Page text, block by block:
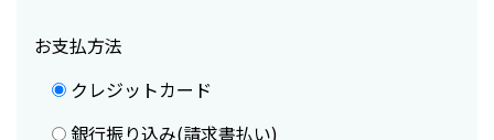
お支払方法
クレジットカード
銀行振り込み(請求書払い)